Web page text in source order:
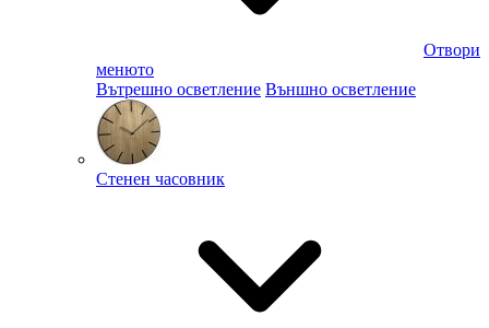
Отвори
менюто
Вътрешно осветление Външно осветление
Стенен часовник